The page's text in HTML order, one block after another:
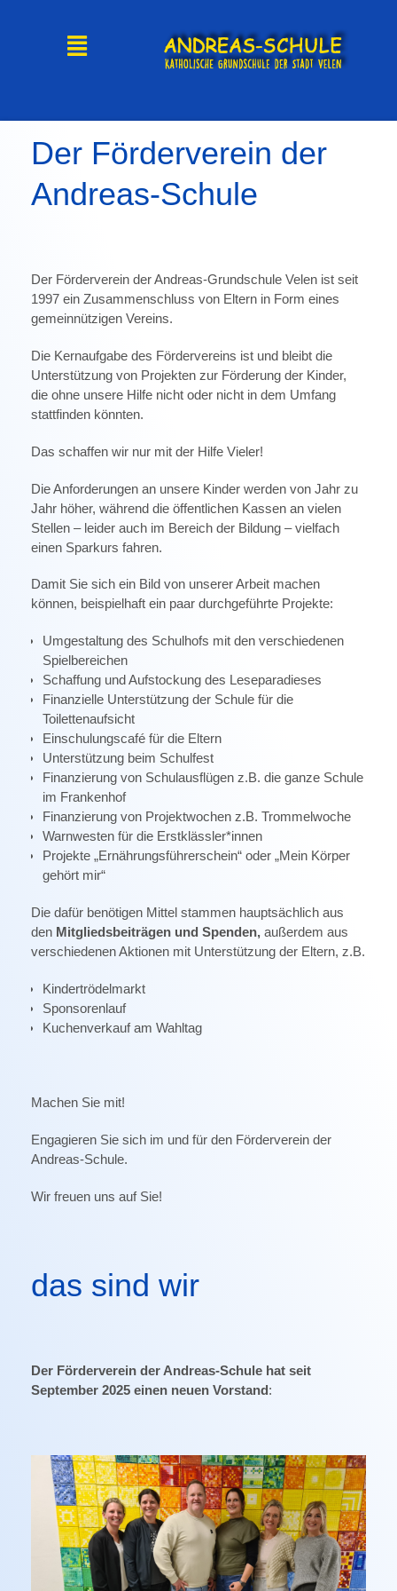
Der Förderverein der
Andreas-Schule
Der Förderverein der Andreas-Grundschule Velen ist seit
1997 ein Zusammenschluss von Eltern in Form eines
gemeinnützigen Vereins.
Die Kernaufgabe des Fördervereins ist und bleibt die
Unterstützung von Projekten zur Förderung der Kinder,
die ohne unsere Hilfe nicht oder nicht in dem Umfang
stattfinden könnten.
Das schaffen wir nur mit der Hilfe Vieler!
Die Anforderungen an unsere Kinder werden von Jahr zu
Jahr höher, während die öffentlichen Kassen an vielen
Stellen – leider auch im Bereich der Bildung – vielfach
einen Sparkurs fahren.
Damit Sie sich ein Bild von unserer Arbeit machen
können, beispielhaft ein paar durchgeführte Projekte:
Umgestaltung des Schulhofs mit den verschiedenen
Spielbereichen
Schaffung und Aufstockung des Leseparadieses
Finanzielle Unterstützung der Schule für die
Toilettenaufsicht
Einschulungscafé für die Eltern
Unterstützung beim Schulfest
Finanzierung von Schulausflügen z.B. die ganze Schule
im Frankenhof
Finanzierung von Projektwochen z.B. Trommelwoche
Warnwesten für die Erstklässler*innen
Projekte „Ernährungsführerschein“ oder „Mein Körper
gehört mir“
Die dafür benötigen Mittel stammen hauptsächlich aus
den Mitgliedsbeiträgen und Spenden,außerdem aus
verschiedenen Aktionen mit Unterstützung der Eltern, z.B.
Kindertrödelmarkt
Sponsorenlauf
Kuchenverkauf am Wahltag
Machen Sie mit!
Engagieren Sie sich im und für den Förderverein der
Andreas-Schule.
Wir freuen uns auf Sie!
das sind wir
Der Förderverein der Andreas-Schule hat seit
September 2025 einen neuen Vorstand: